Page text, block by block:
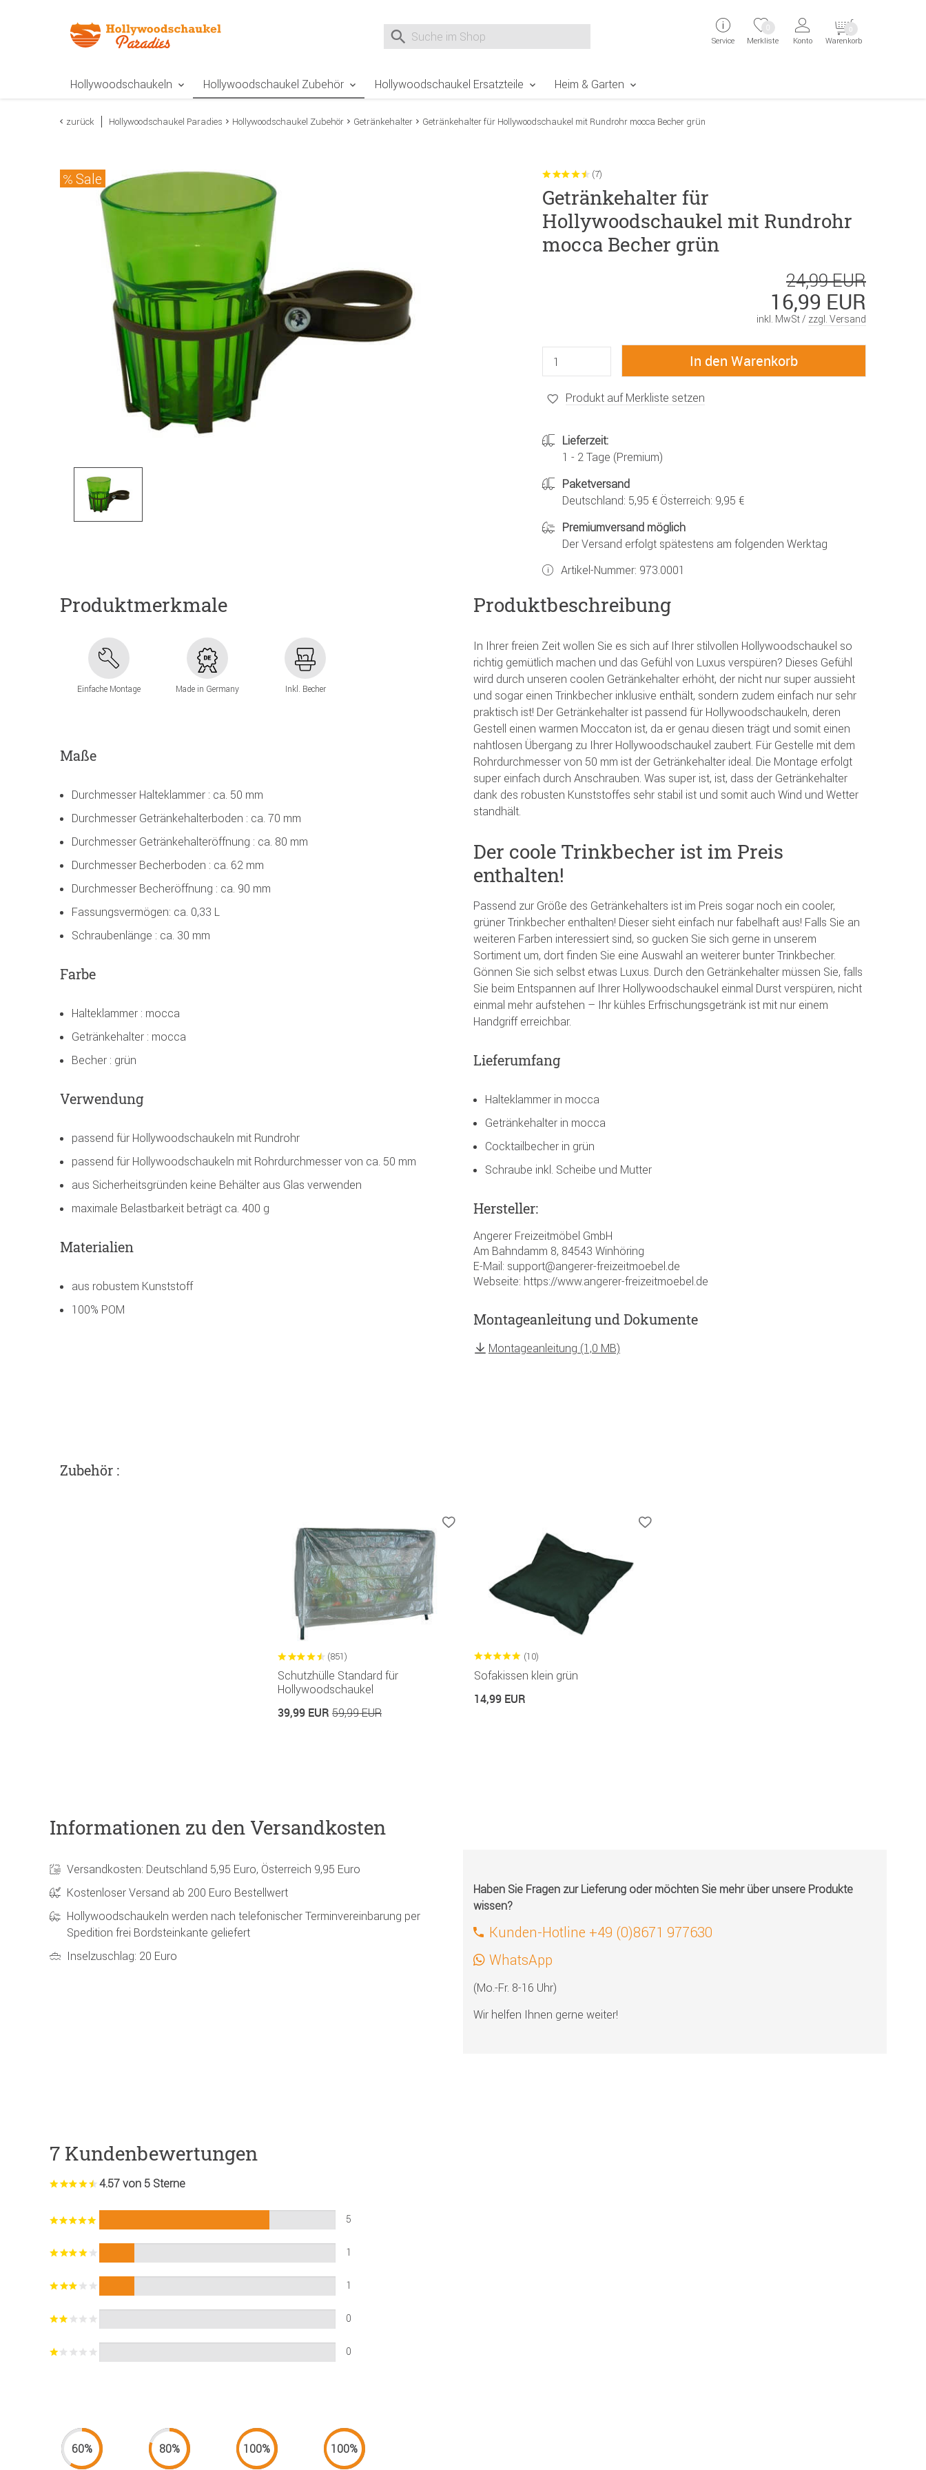
Suche nach
Service Merkliste
0
Konto Warenkorb
0
Hollywoodschaukeln Hollywoodschaukel Zubehör Hollywoodschaukel Ersatzteile Heim & Garten
zurück Hollywoodschaukel Paradies Hollywoodschaukel Zubehör Getränkehalter Getränkehalter für Hollywoodschaukel mit Rundrohr mocca Becher grün
Sale (7)
Getränkehalter für
Hollywoodschaukel mit Rundrohr
mocca Becher grün
24,99 EUR
16,99 EUR
inkl. MwSt / zzgl. Versand
Produkt auf Merkliste setzen
Lieferzeit:
1 - 2 Tage (Premium)
Paketversand
Deutschland: 5,95 € Österreich: 9,95 €
Premiumversand möglich
Der Versand erfolgt spätestens am folgenden Werktag
Artikel-Nummer: 973.0001
Produktmerkmale
Einfache Montage Made in Germany Inkl. Becher
Maße
Durchmesser Halteklammer : ca. 50 mm
Durchmesser Getränkehalterboden : ca. 70 mm
Durchmesser Getränkehalteröffnung : ca. 80 mm
Durchmesser Becherboden : ca. 62 mm
Durchmesser Becheröffnung : ca. 90 mm
Fassungsvermögen: ca. 0,33 L
Schraubenlänge : ca. 30 mm
Farbe
Halteklammer : mocca
Getränkehalter : mocca
Becher : grün
Verwendung
passend für Hollywoodschaukeln mit Rundrohr
passend für Hollywoodschaukeln mit Rohrdurchmesser von ca. 50 mm
aus Sicherheitsgründen keine Behälter aus Glas verwenden
maximale Belastbarkeit beträgt ca. 400 g
Materialien
aus robustem Kunststoff
100% POM
Produktbeschreibung
In Ihrer freien Zeit wollen Sie es sich auf Ihrer stilvollen Hollywoodschaukel so
richtig gemütlich machen und das Gefühl von Luxus verspüren? Dieses Gefühl
wird durch unseren coolen Getränkehalter erhöht, der nicht nur super aussieht
und sogar einen Trinkbecher inklusive enthält, sondern zudem einfach nur sehr
praktisch ist! Der Getränkehalter ist passend für Hollywoodschaukeln, deren
Gestell einen warmen Moccaton ist, da er genau diesen trägt und somit einen
nahtlosen Übergang zu Ihrer Hollywoodschaukel zaubert. Für Gestelle mit dem
Rohrdurchmesser von 50 mm ist der Getränkehalter ideal. Die Montage erfolgt
super einfach durch Anschrauben. Was super ist, ist, dass der Getränkehalter
dank des robusten Kunststoffes sehr stabil ist und somit auch Wind und Wetter
standhält.
Der coole Trinkbecher ist im Preis
enthalten!
Passend zur Größe des Getränkehalters ist im Preis sogar noch ein cooler,
grüner Trinkbecher enthalten! Dieser sieht einfach nur fabelhaft aus! Falls Sie an
weiteren Farben interessiert sind, so gucken Sie sich gerne in unserem
Sortiment um, dort finden Sie eine Auswahl an weiterer bunter Trinkbecher.
Gönnen Sie sich selbst etwas Luxus. Durch den Getränkehalter müssen Sie, falls
Sie beim Entspannen auf Ihrer Hollywoodschaukel einmal Durst verspüren, nicht
einmal mehr aufstehen – Ihr kühles Erfrischungsgetränk ist mit nur einem
Handgriff erreichbar.
Lieferumfang
Halteklammer in mocca
Getränkehalter in mocca
Cocktailbecher in grün
Schraube inkl. Scheibe und Mutter
Hersteller:
Angerer Freizeitmöbel GmbH
Am Bahndamm 8, 84543 Winhöring
E-Mail: support@angerer-freizeitmoebel.de
Webseite: https://www.angerer-freizeitmoebel.de
Montageanleitung und Dokumente
Montageanleitung (1,0 MB)
Zubehör :
(851)
Schutzhülle Standard für
Hollywoodschaukel
39,99 EUR 59,99 EUR
(10)
Sofakissen klein grün
14,99 EUR
Informationen zu den Versandkosten
Versandkosten: Deutschland 5,95 Euro, Österreich 9,95 Euro
Kostenloser Versand ab 200 Euro Bestellwert
Hollywoodschaukeln werden nach telefonischer Terminvereinbarung per
Spedition frei Bordsteinkante geliefert
Inselzuschlag: 20 Euro
Haben Sie Fragen zur Lieferung oder möchten Sie mehr über unsere Produkte
wissen?
Kunden-Hotline +49 (0)8671 977630
WhatsApp
(Mo.-Fr. 8-16 Uhr)
Wir helfen Ihnen gerne weiter!
7 Kundenbewertungen
4.57 von 5 Sterne
5
1
1
0
0